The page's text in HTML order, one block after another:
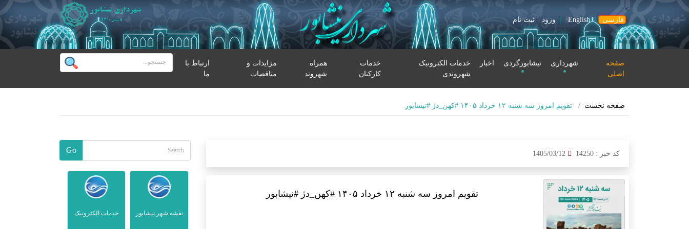
>
فارسی
English ورود ثبت نام
صفحه
اصلی
شهرداری نیشابورگردی اخبار
خدمات الکترونیک
شهروندی
خدمات
کارکنان
همراه
شهروند
مزایدات و
مناقصات
ارتباط با
ما
صفحه نخست تقویم امروز سه شنبه ۱۲ خرداد ۱۴۰۵ #کهن_دژ #نیشابور
کد خبر : 14250
1405/03/12
تقویم امروز سه شنبه ۱۲ خرداد ۱۴۰۵ #کهن_دژ #نیشابور
Go
نقشه شهر نیشابور خدمات الکترونیک